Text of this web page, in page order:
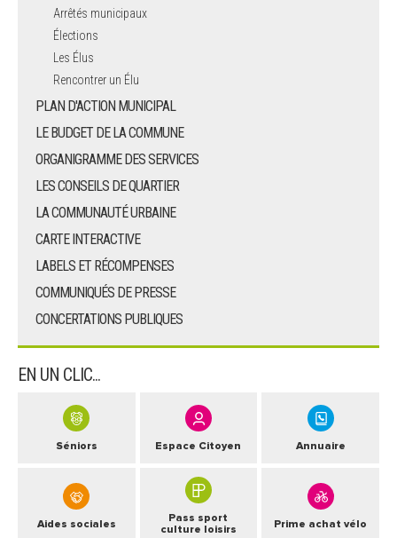
Arrêtés municipaux
Élections
Les Élus
Rencontrer un Élu
PLAN D'ACTION MUNICIPAL
LE BUDGET DE LA COMMUNE
ORGANIGRAMME DES SERVICES
LES CONSEILS DE QUARTIER
LA COMMUNAUTÉ URBAINE
CARTE INTERACTIVE
LABELS ET RÉCOMPENSES
COMMUNIQUÉS DE PRESSE
CONCERTATIONS PUBLIQUES
EN UN CLIC...
Séniors Espace Citoyen Annuaire
Aides sociales
Pass sport
culture loisirs
Prime achat vélo